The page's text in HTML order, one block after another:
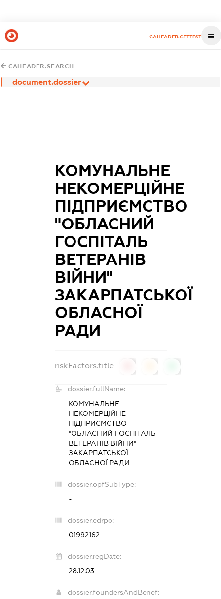
CAHEADER.GETTEST
CAHEADER.SEARCH
document.dossier
КОМУНАЛЬНЕ
НЕКОМЕРЦІЙНЕ
ПІДПРИЄМСТВО
"ОБЛАСНИЙ
ГОСПІТАЛЬ
ВЕТЕРАНІВ
ВІЙНИ"
ЗАКАРПАТСЬКОЇ
ОБЛАСНОЇ
РАДИ
riskFactors.title
dossier.fullName:
КОМУНАЛЬНЕ
НЕКОМЕРЦІЙНЕ
ПІДПРИЄМСТВО
"ОБЛАСНИЙ ГОСПІТАЛЬ
ВЕТЕРАНІВ ВІЙНИ"
ЗАКАРПАТСЬКОЇ
ОБЛАСНОЇ РАДИ
dossier.opfSubType:
-
dossier.edrpo:
01992162
dossier.regDate:
28.12.03
dossier.foundersAndBenef: